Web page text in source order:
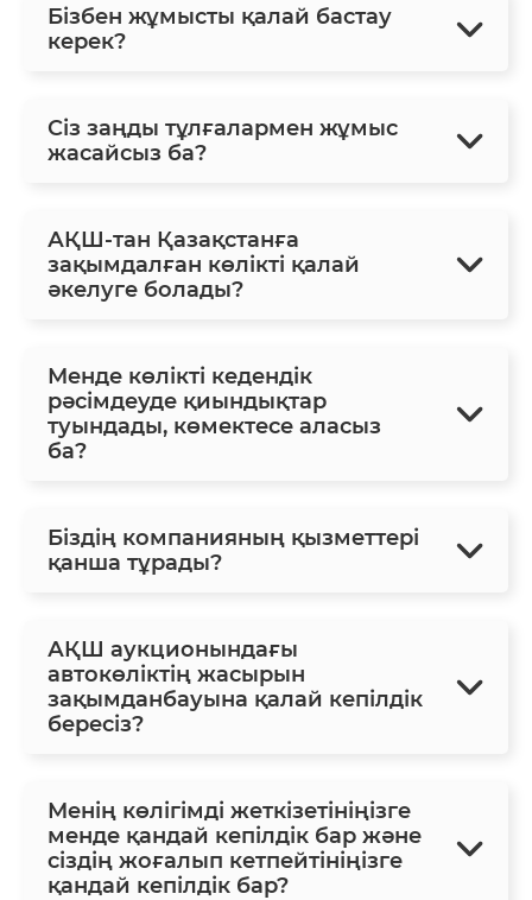
Бізбен жұмысты қалай бастау
керек?
Сіз заңды тұлғалармен жұмыс
жасайсыз ба?
АҚШ-тан Қазақстанға
зақымдалған көлікті қалай
әкелуге болады?
Менде көлікті кедендік
рәсімдеуде қиындықтар
туындады, көмектесе аласыз
ба?
Біздің компанияның қызметтері
қанша тұрады?
АҚШ аукционындағы
автокөліктің жасырын
зақымданбауына қалай кепілдік
бересіз?
Менің көлігімді жеткізетініңізге
менде қандай кепілдік бар және
сіздің жоғалып кетпейтініңізге
қандай кепілдік бар?